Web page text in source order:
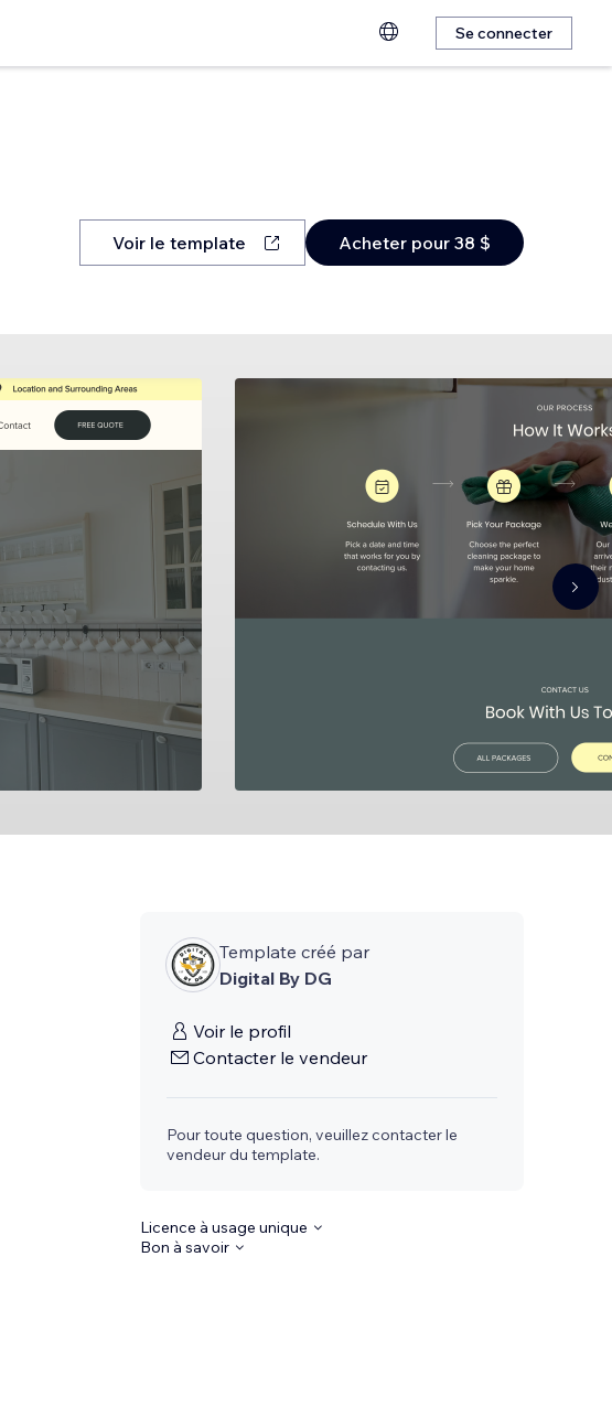
Se connecter
Voir le template Acheter pour 38 $
Template créé par
Digital By DG
Voir le profil
Contacter le vendeur
Pour toute question, veuillez contacter le
vendeur du template.
Licence à usage unique
Bon à savoir